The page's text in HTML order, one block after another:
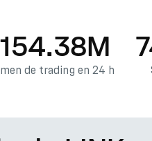
de trading en 24 h